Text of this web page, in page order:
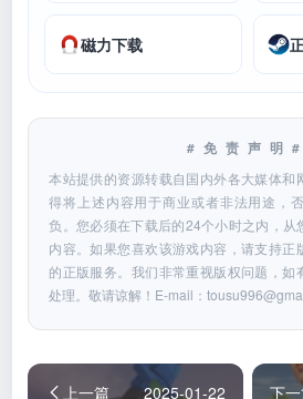
磁力下载
#免责声明#
本站提供的资源转载自国内外各大媒体和
得将上述内容用于商业或者非法用途，
负。您必须在下载后的24个小时之内，从
内容。如果您喜欢该游戏内容，请支持正
的正版服务。我们非常重视版权问题，如
处理。敬请谅解！E-mail：
上一篇 2025-01-22 下